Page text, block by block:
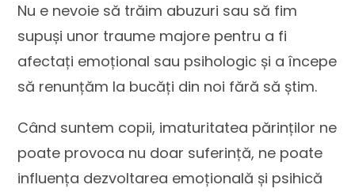
Nu e nevoie să trăim abuzuri sau să fim
supuși unor traume majore pentru a fi
afectați emoțional sau psihologic și a începe
să renunțăm la bucăți din noi fără să știm.
Când suntem copii, imaturitatea părinților ne
poate provoca nu doar suferință, ne poate
influența dezvoltarea emoțională și psihică